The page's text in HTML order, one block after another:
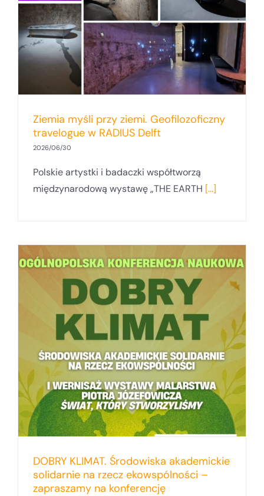
Ziemia myśli przy ziemi. Geofilozoficzny
travelogue w RADIUS Delft
2026/06/30
Polskie artystki i badaczki współtworzą
międzynarodową wystawę „THE EARTH [...]
DOBRY KLIMAT. Środowiska akademickie
solidarnie na rzecz ekowspólności –
zapraszamy na konferencję